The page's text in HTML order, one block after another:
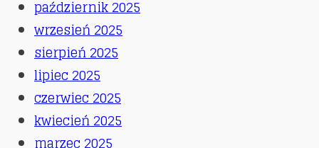
październik 2025
wrzesień 2025
sierpień 2025
lipiec 2025
czerwiec 2025
kwiecień 2025
marzec 2025